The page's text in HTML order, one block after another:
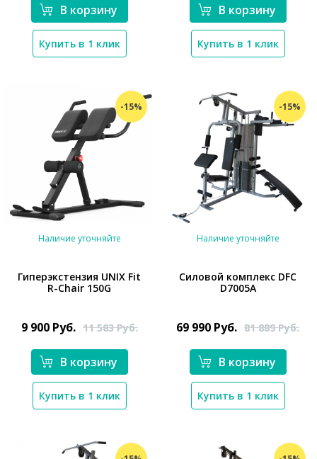
В корзину
Купить в 1 клик
В корзину
Купить в 1 клик
-15%
Наличие уточняйте
Гиперэкстензия UNIX Fit
R-Chair 150G
9 900 Руб. 11 583Руб.
В корзину
Купить в 1 клик
-15%
Наличие уточняйте
Силовой комплекс DFC
D7005A
69 990 Руб. 81 889Руб.
В корзину
Купить в 1 клик